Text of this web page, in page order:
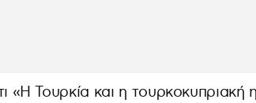
«Η Τουρκία και η τουρκοκυπριακή